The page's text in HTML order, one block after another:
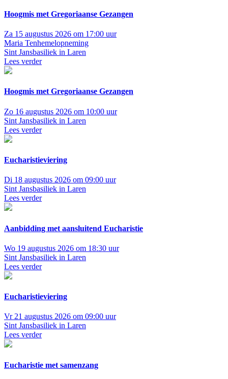
Hoogmis met Gregoriaanse Gezangen
Za 15 augustus 2026 om 17:00 uur
Maria Tenhemelopneming
Sint Jansbasiliek in Laren
Lees verder
Hoogmis met Gregoriaanse Gezangen
Zo 16 augustus 2026 om 10:00 uur
Sint Jansbasiliek in Laren
Lees verder
Eucharistieviering
Di 18 augustus 2026 om 09:00 uur
Sint Jansbasiliek in Laren
Lees verder
Aanbidding met aansluitend Eucharistie
Wo 19 augustus 2026 om 18:30 uur
Sint Jansbasiliek in Laren
Lees verder
Eucharistieviering
Vr 21 augustus 2026 om 09:00 uur
Sint Jansbasiliek in Laren
Lees verder
Eucharistie met samenzang